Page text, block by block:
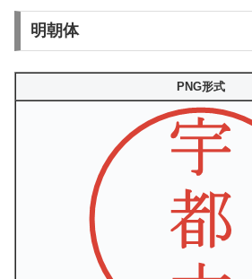
明朝体
PNG形式